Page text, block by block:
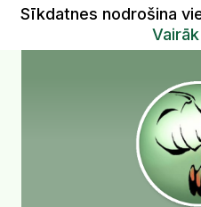
Sīkdatnes nodrošina
Vairāk